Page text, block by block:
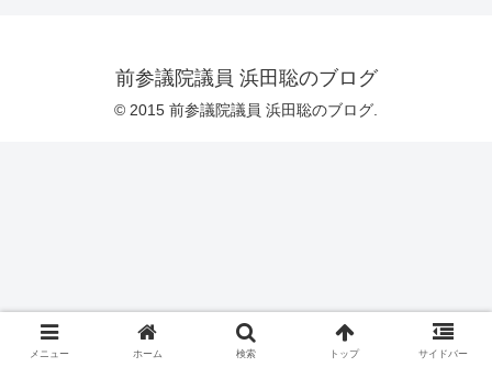
前参議院議員 浜田聡のブログ
© 2015 前参議院議員 浜田聡のブログ.
メニュー ホーム 検索 トップ サイドバー